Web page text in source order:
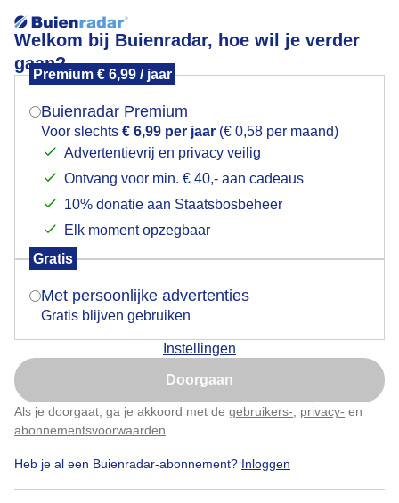
Welkom bij Buienradar, hoe wil je verder
gaan?
Premium € 6,99 / jaar
Buienradar Premium
Voor slechts € 6,99 per jaar (€ 0,58 per maand)
Advertentievrij en privacy veilig
Ontvang voor min. € 40,- aan cadeaus
10% donatie aan Staatsbosbeheer
Elk moment opzegbaar
Gratis
Met persoonlijke advertenties
Gratis blijven gebruiken
Instellingen
Doorgaan
Als je doorgaat, ga je akkoord met de gebruikers- privacy- en
abonnementsvoorwaarden
Heb je al een Buienradar-abonnement? Inloggen
BLOEDMAAN
Op jacht naar de Bloedmaan , zat een tijd achter de
bewolking , wel wat ondergaande zon gezien iets
eerder,
Door: Nellie Bartels Gemaakt: 07-09-2025, 38x bekeken
Bloedmaan Wolken
Mogen we je locatie gebruiken voor het
Indien je hier nog geen akkoord op hebt gegeven,
verschijnt er zo een pop-up uit je browser waarin
Is goed, toon de popup
Nu niet, misschien later
Klik hierom dit aan te passen